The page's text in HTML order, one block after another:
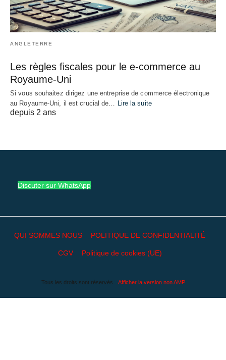
ANGLETERRE
Les règles fiscales pour le e-commerce au
Royaume-Uni
Si vous souhaitez dirigez une entreprise de commerce électronique
au Royaume-Uni, il est crucial de… Lire la suite
depuis 2 ans
Discuter sur WhatsApp
QUI SOMMES NOUS POLITIQUE DE CONFIDENTIALITÉ
CGV Politique de cookies (UE)
Tous les droits sont réservés Afficher la version non AMP